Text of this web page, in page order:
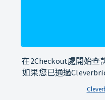
在2Checkout處開始查
如果您已通過